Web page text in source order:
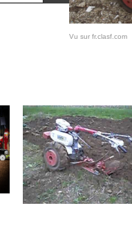
Vu sur fr.clasf.com